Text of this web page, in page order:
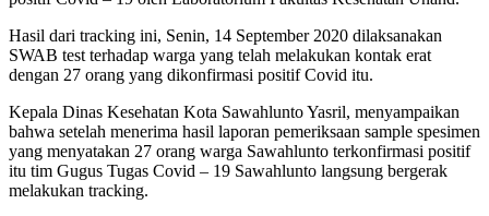
Hasil dari tracking ini, Senin, 14 September 2020 dilaksanakan
SWAB test terhadap warga yang telah melakukan kontak erat
dengan 27 orang yang dikonfirmasi positif Covid itu.
Kepala Dinas Kesehatan Kota Sawahlunto Yasril, menyampaikan
bahwa setelah menerima hasil laporan pemeriksaan sample spesimen
yang menyatakan 27 orang warga Sawahlunto terkonfirmasi positif
itu tim Gugus Tugas Covid – 19 Sawahlunto langsung bergerak
melakukan tracking.